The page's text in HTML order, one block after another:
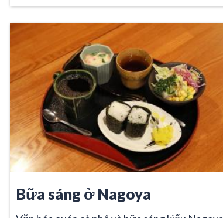
Bữa sáng ở Nagoya